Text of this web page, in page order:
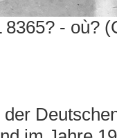
8365? - où?